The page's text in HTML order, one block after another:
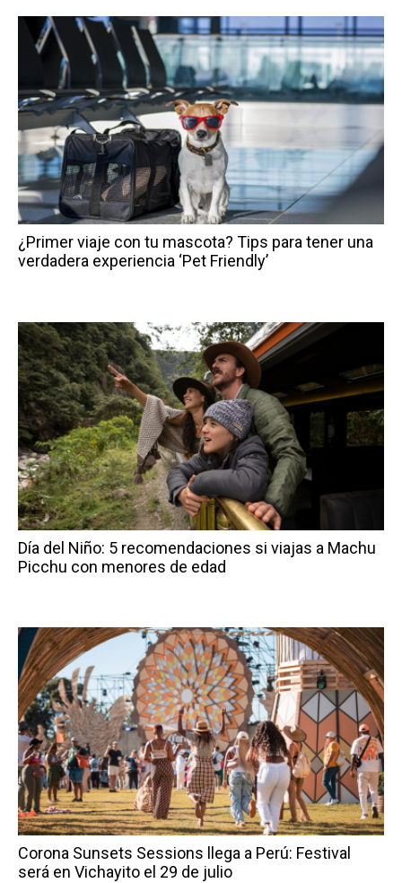
¿Primer viaje con tu mascota? Tips para tener una
verdadera experiencia ‘Pet Friendly’
Día del Niño: 5 recomendaciones si viajas a Machu
Picchu con menores de edad
Corona Sunsets Sessions llega a Perú: Festival
será en Vichayito el 29 de julio